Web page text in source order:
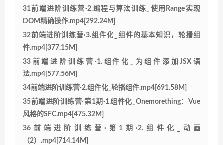
31前端进阶训练营·2.编程与算法训练_使用Range实现
DOM精确操作.mp4[292.24M]
32前端进阶训练营·3.组件化_组件的基本知识，轮播组
件.mp4[377.15M]
33前端进阶训练营·1.组件化_为组件添加JSX语
法.mp4[577.56M]
34前端进阶训练营·2.组件化_轮播组件.mp4[691.58M]
35前端进阶训练营·第1期·1.组件化_Onemorething：Vue
风格的SFC.mp4[475.32M]
36前端进阶训练营·第1期·2.组件化_动画
（2）.mp4[714.14M]